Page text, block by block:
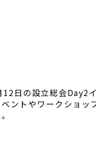
12日の設立総会Day2
ントやワークショッ